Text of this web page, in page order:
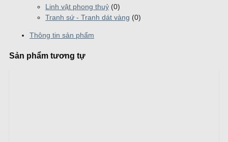
Linh vật phong thuỷ (0)
Tranh sứ - Tranh dát vàng (0)
Thông tin sản phẩm
Sản phẩm tương tự